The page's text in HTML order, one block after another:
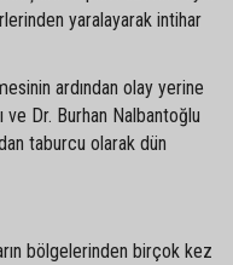
yaralayarak intihar
ardından olay yerine
ve Dr. Burhan Nalbantoğlu
taburcu olarak dün
bölgelerinden birçok kez